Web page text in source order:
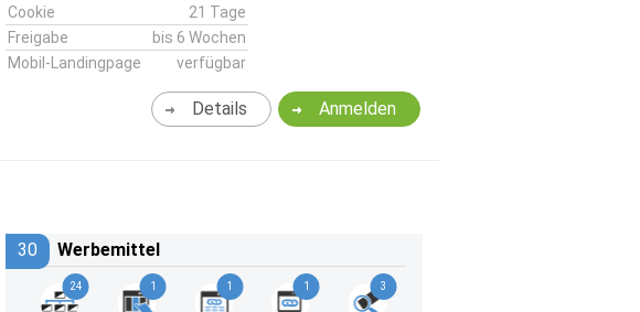
Cookie
21 Tage
Freigabe
bis 6 Wochen
Mobil-Landingpage
verfügbar
Anmelden
Details
30 Werbemittel
24 1 1 1 3